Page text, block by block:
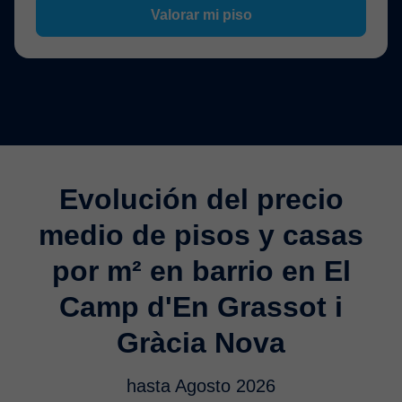
Valorar mi piso
Evolución del precio
medio de pisos y casas
por m² en barrio en El
Camp d'En Grassot i
Gràcia Nova
hasta Agosto 2026